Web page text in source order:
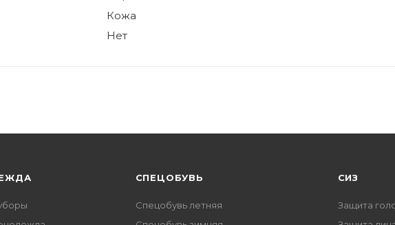
Кожа
Нет
CПЕЦОБУВЬ
Спецобувь летняя
СИЗ
Защита